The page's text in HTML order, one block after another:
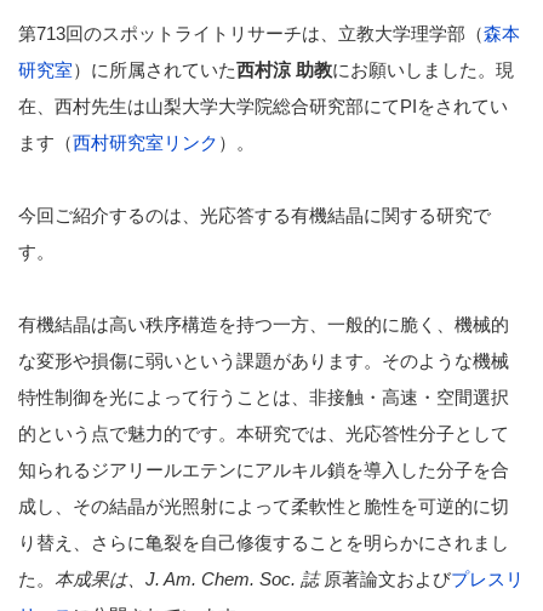
第713回のスポットライトリサーチは、立教大学理学部（森本
研究室）に所属されていた西村涼 助教にお願いしました。現
在、西村先生は山梨大学大学院総合研究部にてPIをされてい
ます（西村研究室リンク ）。
今回ご紹介するのは、光応答する有機結晶に関する研究で
す。
有機結晶は高い秩序構造を持つ一方、一般的に脆く、機械的
な変形や損傷に弱いという課題があります。そのような機械
特性制御を光によって行うことは、非接触・高速・空間選択
的という点で魅力的です。本研究では、光応答性分子として
知られるジアリールエテンにアルキル鎖を導入した分子を合
成し、その結晶が光照射によって柔軟性と脆性を可逆的に切
り替え、さらに亀裂を自己修復することを明らかにされまし
た。 本成果は、J. Am. Chem. Soc. 誌原著論文およびプレスリ